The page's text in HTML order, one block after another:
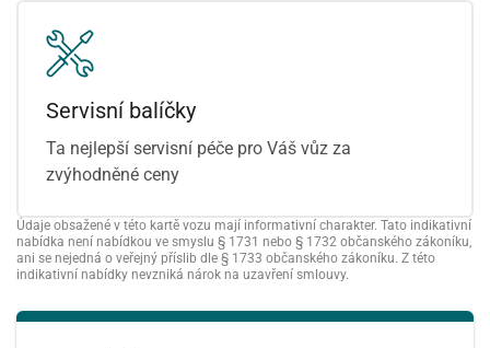
Servisní balíčky
Ta nejlepší servisní péče pro Váš vůz za
zvýhodněné ceny
Údaje obsažené v této kartě vozu mají informativní charakter. Tato indikativní
nabídka není nabídkou ve smyslu § 1731 nebo § 1732 občanského zákoníku,
ani se nejedná o veřejný příslib dle § 1733 občanského zákoníku. Z této
indikativní nabídky nevzniká nárok na uzavření smlouvy.